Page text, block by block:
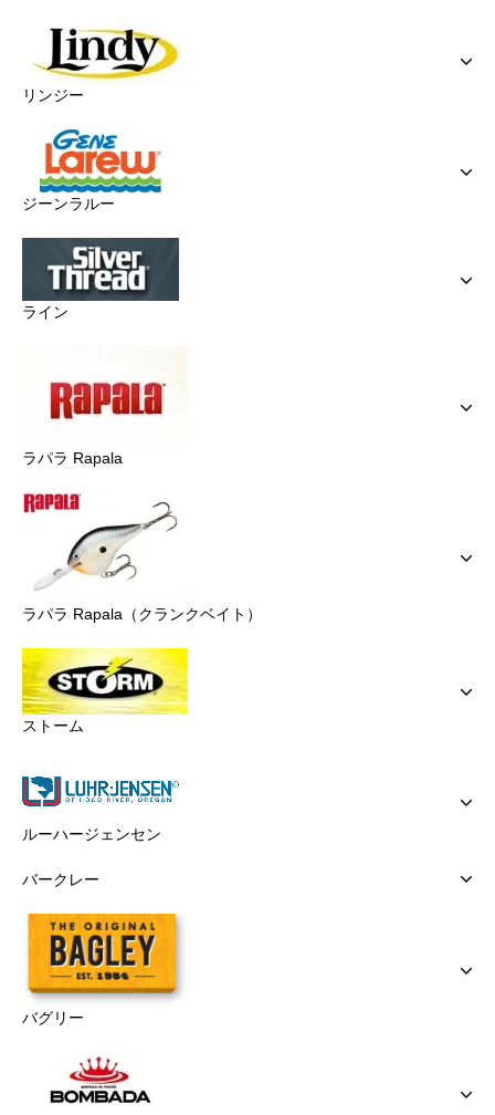
リンジー
ジーンラルー
ライン
ラパラ Rapala
ラパラ Rapala（クランクベイト）
ストーム
ルーハージェンセン
バークレー
バグリー